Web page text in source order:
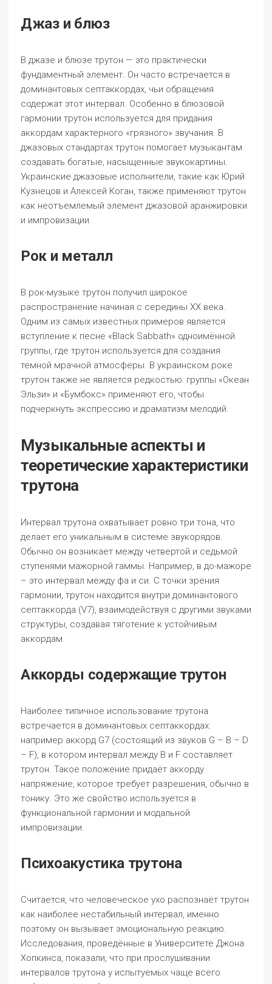
Джаз и блюз
В джазе и блюзе трутон — это практически
фундаментный элемент. Он часто встречается в
доминантовых септаккордах, чьи обращения
содержат этот интервал. Особенно в блюзовой
гармонии трутон используется для придания
аккордам характерного «грязного» звучания. В
джазовых стандартах трутон помогает музыкантам
создавать богатые, насыщенные звукокартины.
Украинские джазовые исполнители, такие как Юрий
Кузнецов и Алексей Коган, также применяют трутон
как неотъемлемый элемент джазовой аранжировки
и импровизации.
Рок и металл
В рок-музыке трутон получил широкое
распространение начиная с середины XX века.
Одним из самых известных примеров является
вступление к песне «Black Sabbath» одноимённой
группы, где трутон используется для создания
темной мрачной атмосферы. В украинском роке
трутон также не является редкостью: группы «Океан
Эльзи» и «Бумбокс» применяют его, чтобы
подчеркнуть экспрессию и драматизм мелодий.
Музыкальные аспекты и
теоретические характеристики
трутона
Интервал трутона охватывает ровно три тона, что
делает его уникальным в системе звукорядов.
Обычно он возникает между четвертой и седьмой
ступенями мажорной гаммы. Например, в до-мажоре
– это интервал между фа и си. С точки зрения
гармонии, трутон находится внутри доминантового
септаккорда (V7), взаимодействуя с другими звуками
структуры, создавая тяготение к устойчивым
аккордам.
Аккорды содержащие трутон
Наиболее типичное использование трутона
встречается в доминантовых септаккордах:
например аккорд G7 (состоящий из звуков G – B – D
– F), в котором интервал между B и F составляет
трутон. Такое положение придаёт аккорду
напряжение, которое требует разрешения, обычно в
тонику. Это же свойство используется в
функциональной гармонии и модальной
импровизации.
Психоакустика трутона
Считается, что человеческое ухо распознаёт трутон
как наиболее нестабильный интервал, именно
поэтому он вызывает эмоциональную реакцию.
Исследования, проведённые в Университете Джона
Хопкинса, показали, что при прослушивании
интервалов трутона у испытуемых чаще всего